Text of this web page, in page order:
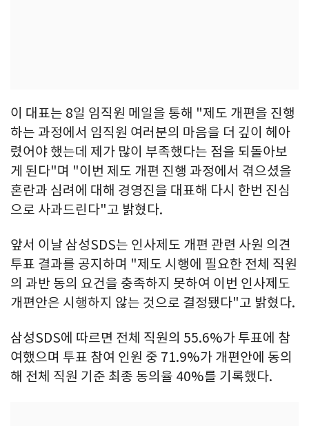
이 대표는 8일 임직원 메일을 통해 "제도 개편을 진행
하는 과정에서 임직원 여러분의 마음을 더 깊이 헤아
렸어야 했는데 제가 많이 부족했다는 점을 되돌아보
게 된다"며 "이번 제도 개편 진행 과정에서 겪으셨을
혼란과 심려에 대해 경영진을 대표해 다시 한번 진심
으로 사과드린다"고 밝혔다.
앞서 이날 삼성SDS는 인사제도 개편 관련 사원 의견
투표 결과를 공지하며 "제도 시행에 필요한 전체 직원
의 과반 동의 요건을 충족하지 못하여 이번 인사제도
개편안은 시행하지 않는 것으로 결정됐다"고 밝혔다.
삼성SDS에 따르면 전체 직원의 55.6%가 투표에 참
여했으며 투표 참여 인원 중 71.9%가 개편안에 동의
해 전체 직원 기준 최종 동의율 40%를 기록했다.